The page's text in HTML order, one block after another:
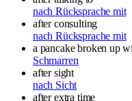
nach Rücksprache mit
after consulting
nach Rücksprache mit
a pancake broken up
Schmarren
after sight
nach Sicht
after extra time